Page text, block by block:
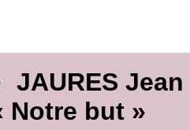
JAURES Jean
Notre but »